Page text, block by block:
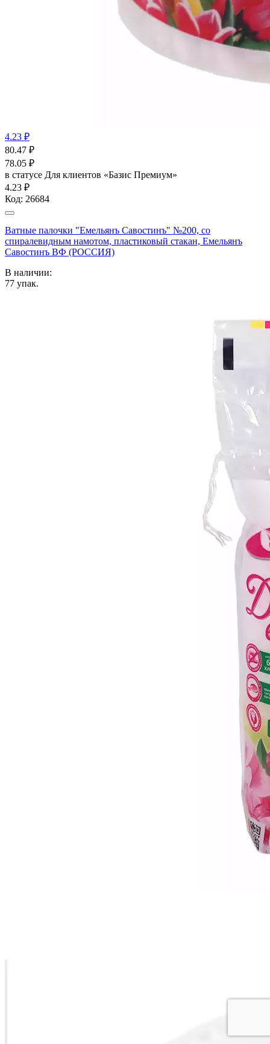
4.23 ₽
80.47 ₽
78.05 ₽
в статусе Для клиентов «Базис Премиум»
4.23 ₽
Код: 26684
Ватные палочки "Емельянъ Савостинъ" №200, со
спиралевидным намотом, пластиковый стакан, Емельянъ
Савостинъ ВФ (РОССИЯ)
В наличии:
77 упак.